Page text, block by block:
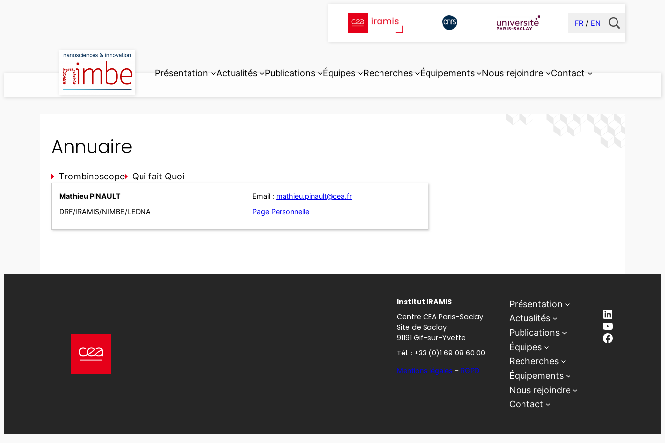
FR EN
Présentation Actualités Publications Équipes Recherches Équipements Nous rejoindre Contact
Annuaire
Trombinoscope Qui fait Quoi
Mathieu PINAULT
DRF/IRAMIS/NIMBE/LEDNA
Email : mathieu.pinault@cea.fr
Page Personnelle
Institut IRAMIS
Centre CEA Paris-Saclay
Site de Saclay
91191 Gif-sur-Yvette
Tél. : +33 (0)1 69 08 60 00
Mentions légales – RGPD
Présentation
Actualités
Publications
Équipes
Recherches
Équipements
Nous rejoindre
Contact
LinkedIn
YouTube
Facebook